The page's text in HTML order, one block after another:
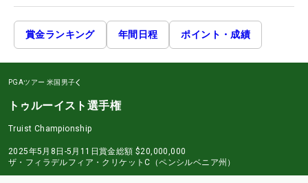
賞金ランキング 年間日程 ポイント・成績
PGAツアー 米国男子
トゥルーイスト選手権
Truist Championship
2025年5月8日-5月11日賞金総額 $20,000,000
ザ・フィラデルフィア・クリケットC（ペンシルベニア州）